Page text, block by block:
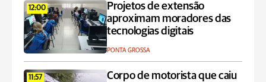
12:00
Projetos de extensão
aproximam moradores das
tecnologias digitais
PONTA GROSSA
11:57
Corpo de motorista que caiu